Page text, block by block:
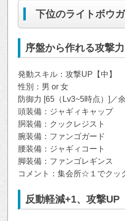
下位のライトボウ
序盤から作れる攻撃
発動スキル：攻撃UP【中】
性別：男 or 女
防御力 [65（Lv3~5時点）]／
頭装備：ジャギィキャップ
胴装備：クックレジスト
腕装備：ファンゴガード
腰装備：ジャギィコート
脚装備：ファンゴレギンス
コメント：集会所☆１でクッ
反動軽減+1、攻撃UP